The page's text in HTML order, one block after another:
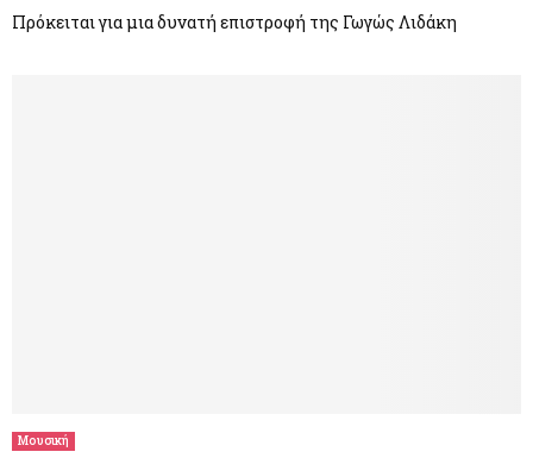
Πρόκειται για μια δυνατή επιστροφή της Γωγώς Λιδάκη
Μουσική